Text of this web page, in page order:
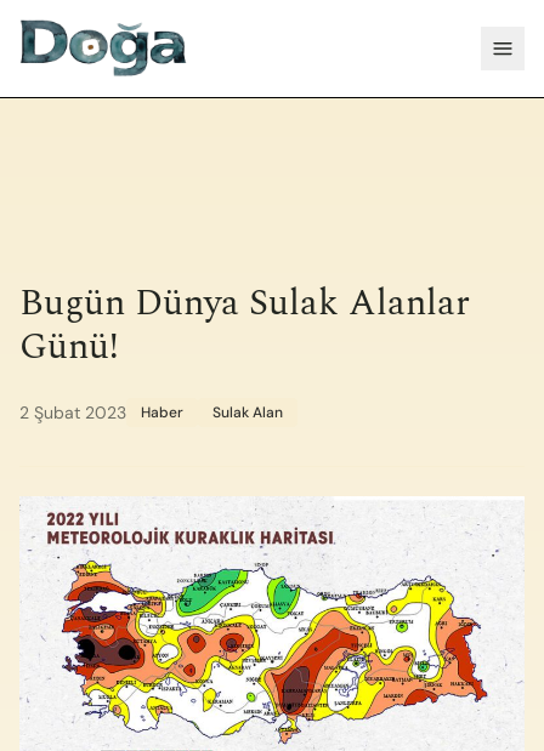
Bugün Dünya Sulak Alanlar
Günü!
2 Şubat 2023 Haber Sulak Alan